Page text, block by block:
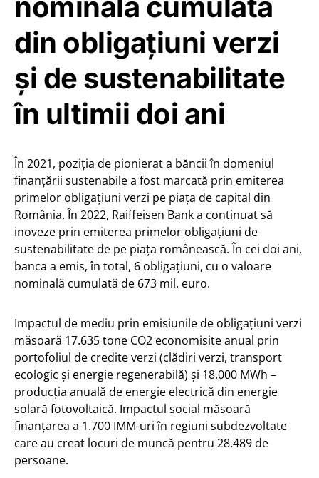
din obligațiuni verzi
și de sustenabilitate
în ultimii doi ani
În 2021, poziția de pionierat a băncii în domeniul
finanțării sustenabile a fost marcată prin emiterea
primelor obligațiuni verzi pe piața de capital din
România. În 2022, Raiffeisen Bank a continuat să
inoveze prin emiterea primelor obligațiuni de
sustenabilitate de pe piața românească. În cei doi ani,
banca a emis, în total, 6 obligațiuni, cu o valoare
nominală cumulată de 673 mil. euro.
Impactul de mediu prin emisiunile de obligațiuni verzi
măsoară 17.635 tone CO2 economisite anual prin
portofoliul de credite verzi (clădiri verzi, transport
ecologic și energie regenerabilă) și 18.000 MWh –
producția anuală de energie electrică din energie
solară fotovoltaică. Impactul social măsoară
finanțarea a 1.700 IMM-uri în regiuni subdezvoltate
care au creat locuri de muncă pentru 28.489 de
persoane.